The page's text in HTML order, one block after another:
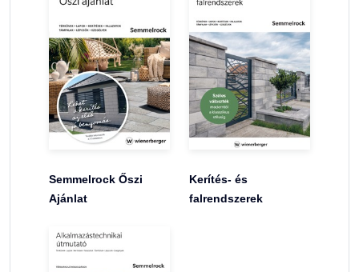
Semmelrock Őszi
Ajánlat
Kerítés- és
falrendszerek